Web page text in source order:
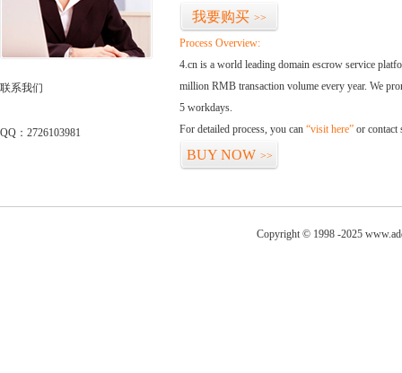
联系我们
QQ：2726103981
我要购买 >>
Process Overview:
4.cn is a world leading domain escrow service
million RMB transaction volume every year. We
5 workdays.
For detailed process, you can “visit here” or contact
BUY NOW >>
Copyright © 1998 -2025